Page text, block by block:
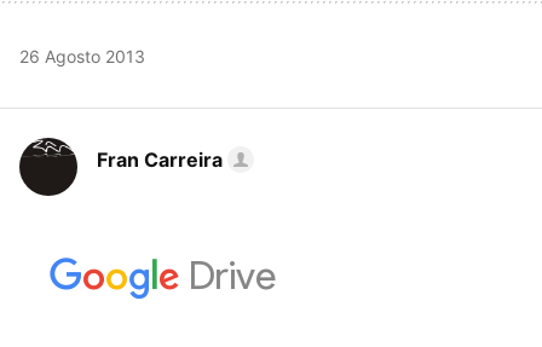
26 Agosto 2013
Fran Carreira